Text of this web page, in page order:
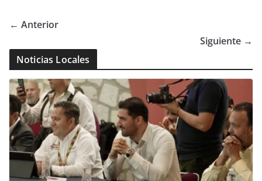
← Anterior
Siguiente →
Noticias Locales